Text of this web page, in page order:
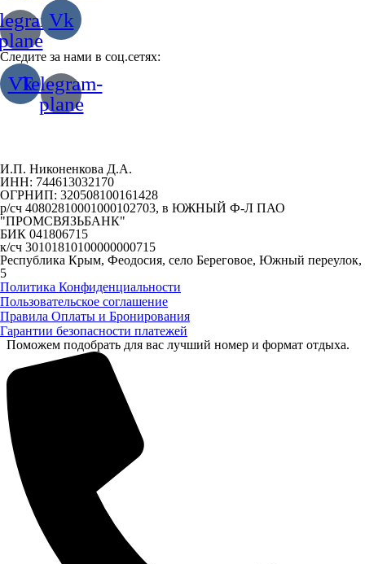
Vk
Следите за нами в соц.сетях:
VkTelegram-
plane
И.П. Никоненкова Д.А.
ИНН: 744613032170
ОГРНИП: 320508100161428
р/сч 40802810001000102703, в ЮЖНЫЙ Ф-Л ПАО
"ПРОМСВЯЗЬБАНК"
БИК 041806715
к/сч 30101810100000000715
Республика Крым, Феодосия, село Береговое, Южный переулок,
5
Политика Конфиденциальности
Пользовательское соглашение
Правила Оплаты и Бронирования
Гарантии безопасности платежей
Поможем подобрать для вас лучший номер и формат отдыха.